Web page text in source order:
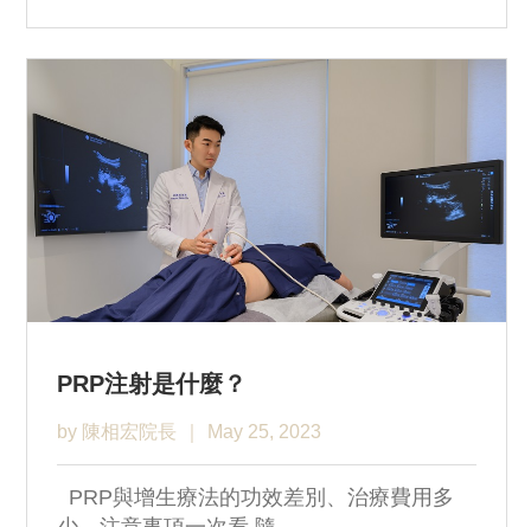
PRP注射是什麼？
by 陳相宏院長 May 25, 2023
PRP與增生療法的功效差別、治療費用多